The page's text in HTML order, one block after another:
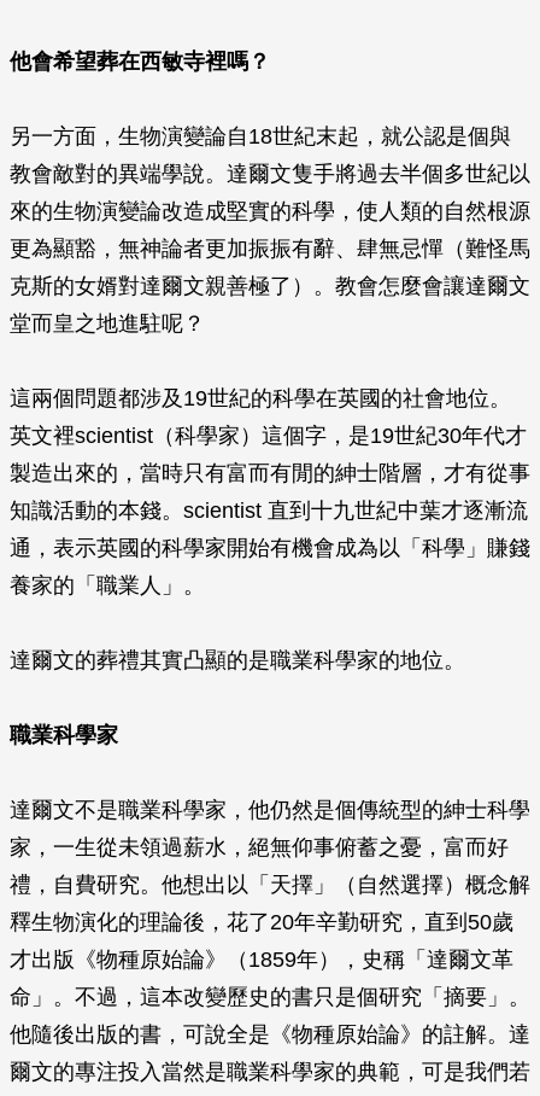
他會希望葬在西敏寺裡嗎？
另一方面，生物演變論自18世紀末起，就公認是個與
教會敵對的異端學說。達爾文隻手將過去半個多世紀以
來的生物演變論改造成堅實的科學，使人類的自然根源
更為顯豁，無神論者更加振振有辭、肆無忌憚（難怪馬
克斯的女婿對達爾文親善極了）。教會怎麼會讓達爾文
堂而皇之地進駐呢？
這兩個問題都涉及19世紀的科學在英國的社會地位。
英文裡scientist（科學家）這個字，是19世紀30年代才
製造出來的，當時只有富而有閒的紳士階層，才有從事
知識活動的本錢。scientist 直到十九世紀中葉才逐漸流
通，表示英國的科學家開始有機會成為以「科學」賺錢
養家的「職業人」。
達爾文的葬禮其實凸顯的是職業科學家的地位。
職業科學家
達爾文不是職業科學家，他仍然是個傳統型的紳士科學
家，一生從未領過薪水，絕無仰事俯蓄之憂，富而好
禮，自費研究。他想出以「天擇」（自然選擇）概念解
釋生物演化的理論後，花了20年辛勤研究，直到50歲
才出版《物種原始論》（1859年），史稱「達爾文革
命」。不過，這本改變歷史的書只是個研究「摘要」。
他隨後出版的書，可說全是《物種原始論》的註解。達
爾文的專注投入當然是職業科學家的典範，可是我們若